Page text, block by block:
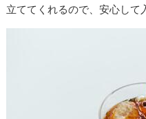
立ててくれるので、安心して